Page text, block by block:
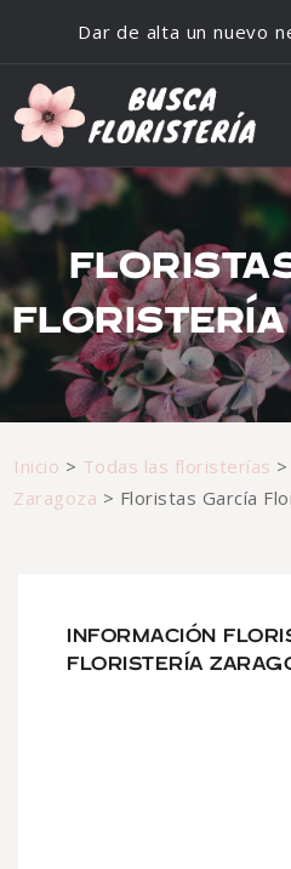
Dar de alta un nuevo
Inicio > Todas las floristerías >
Zaragoza > Floristas García
INFORMACIÓN
FLORISTERÍA